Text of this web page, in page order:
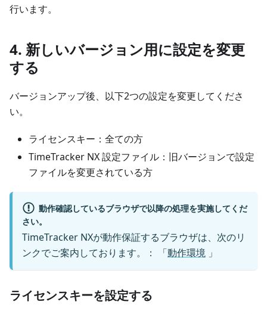
行います。
4. 新しいバージョン用に設定を変更
する
バージョンアップ後、以下2つの設定を変更してくださ
い。
ライセンスキー：全ての方
TimeTracker NX 設定ファイル：旧バージョンで設定
ファイルを変更されている方
動作確認しているブラウザで以降の処理を実施してくだ
さい。
TimeTracker NXが動作保証するブラウザは、次のリ
ンクでご案内しております。： 「動作環境 」
ライセンスキーを設定する